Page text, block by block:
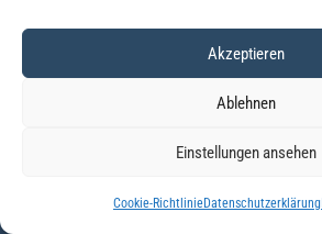
Akzeptieren
Ablehnen
Einstellungen ansehen
Cookie-RichtlinieDatenschutzerklärung